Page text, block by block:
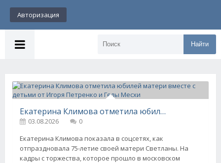
Авторизация
Найти
Екатерина Климова отметила юбилей матери вместе с детьми от Игоря Петренко и Гелы Месхи
03.08.2026
0
Екатерина Климова показала в соцсетях, как
отпраздновала 75-летие своей матери Светланы. На
кадры с торжества, которое прошло в московском